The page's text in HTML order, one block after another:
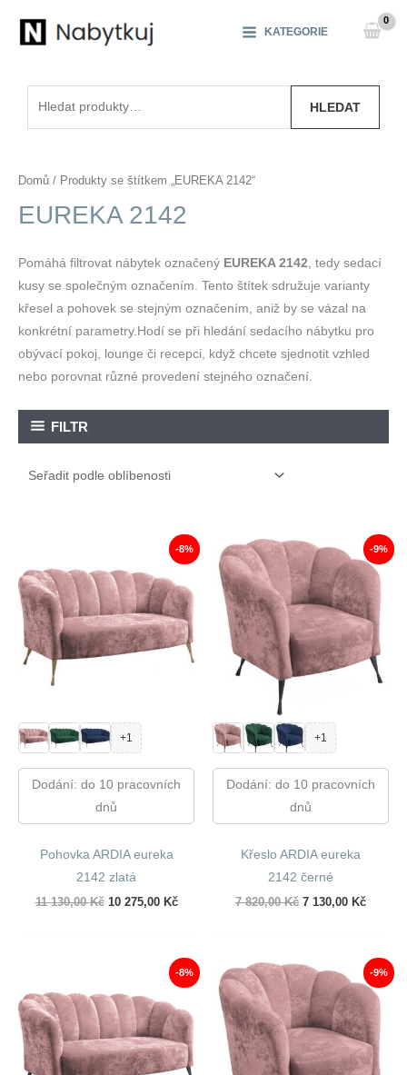
KATEGORIE
HLEDAT
Domů / Produkty se štítkem „EUREKA 2142“
EUREKA 2142
Pomáhá filtrovat nábytek označený EUREKA 2142 , tedy sedací
kusy se společným označením. Tento štítek sdružuje varianty
křesel a pohovek se stejným označením, aniž by se vázal na
konkrétní parametry.Hodí se při hledání sedacího nábytku pro
obývací pokoj, lounge či recepci, když chcete sjednotit vzhled
nebo porovnat různé provedení stejného označení.
FILTR
-8%
+1
Dodání: do 10 pracovních
dnů
Pohovka ARDIA eureka
2142 zlatá
11 130,00Kč Původní
10 275,00 KčAktuální
275,00 Kč.
-9%
+1
Dodání: do 10 pracovních
dnů
Křeslo ARDIA eureka
2142 černé
7 820,00Kč Původní
7 130,00 Kč
130,00
-8% -9%